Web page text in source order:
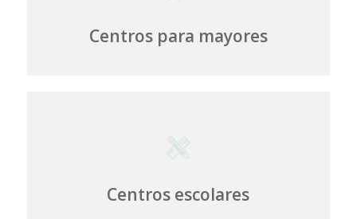
Centros para mayores
Centros escolares